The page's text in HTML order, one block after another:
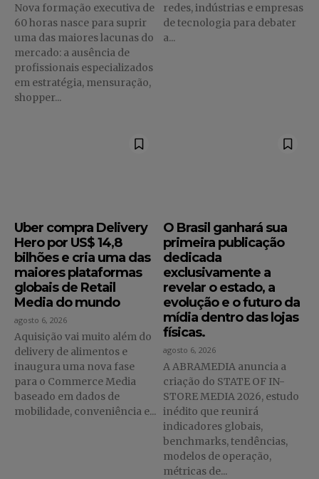
Nova formação executiva de
60 horas nasce para suprir
uma das maiores lacunas do
mercado: a ausência de
profissionais especializados
em estratégia, mensuração,
shopper...
redes, indústrias e empresas
de tecnologia para debater
a...
Uber compra Delivery
Hero por US$ 14,8
bilhões e cria uma das
maiores plataformas
globais de Retail
Media do mundo
agosto 6, 2026
Aquisição vai muito além do
delivery de alimentos e
inaugura uma nova fase
para o Commerce Media
baseado em dados de
mobilidade, conveniência e...
O Brasil ganhará sua
primeira publicação
dedicada
exclusivamente a
revelar o estado, a
evolução e o futuro da
mídia dentro das lojas
físicas.
agosto 6, 2026
A ABRAMEDIA anuncia a
criação do STATE OF IN-
STORE MEDIA 2026, estudo
inédito que reunirá
indicadores globais,
benchmarks, tendências,
modelos de operação,
métricas de...